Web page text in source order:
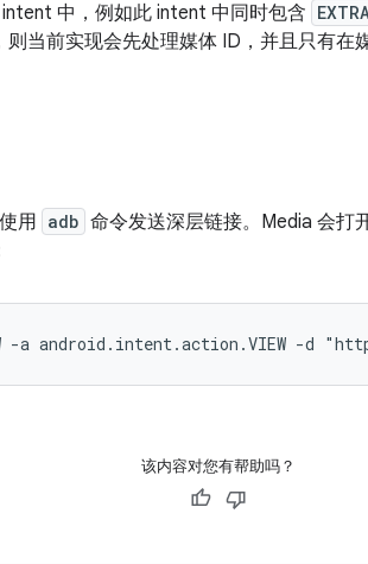
中，例如此 intent 中同时包含
则当前实现会先处理媒体 ID，并且只有
用 adb 命令发送深层链接。Media 会打
该内容对您有帮助吗？